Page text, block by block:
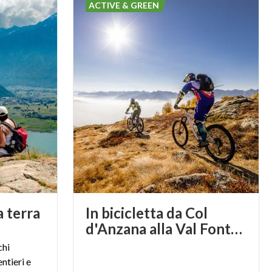
mondo della
varianti. La
rappresenta
e
e per
Valtellina.
terra
e
In bicicletta da Col
d'Anzana alla Val Fontana
ACTIVE & GREEN